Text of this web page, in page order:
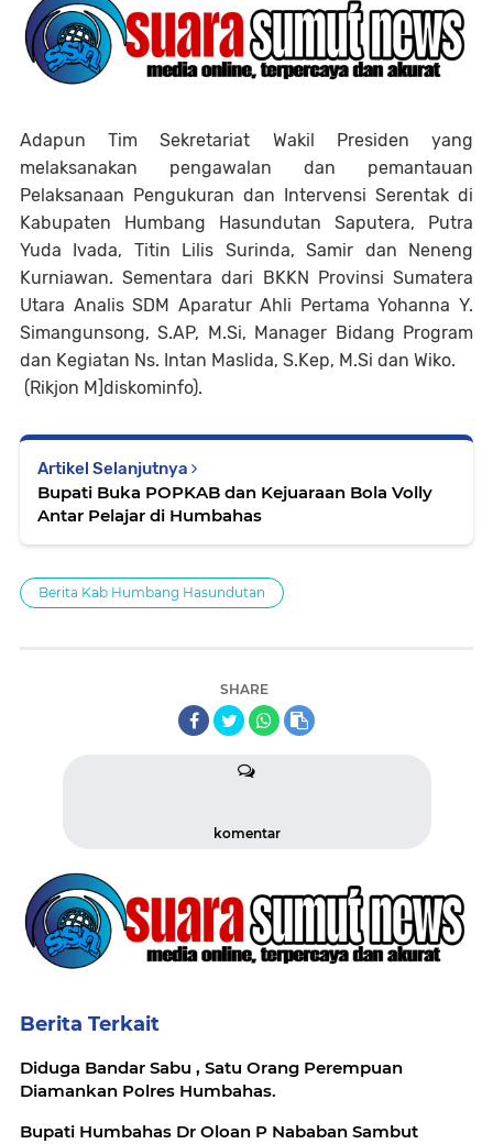
Adapun Tim Sekretariat Wakil Presiden yang
melaksanakan pengawalan dan pemantauan
Pelaksanaan Pengukuran dan Intervensi Serentak di
Kabupaten Humbang Hasundutan Saputera, Putra
Yuda Ivada, Titin Lilis Surinda, Samir dan Neneng
Kurniawan. Sementara dari BKKN Provinsi Sumatera
Utara Analis SDM Aparatur Ahli Pertama Yohanna Y.
Simangunsong, S.AP, M.Si, Manager Bidang Program
dan Kegiatan Ns. Intan Maslida, S.Kep, M.Si dan Wiko.
(Rikjon M]diskominfo).
Artikel Selanjutnya
Bupati Buka POPKAB dan Kejuaraan Bola Volly
Antar Pelajar di Humbahas
Berita Kab Humbang Hasundutan
SHARE
komentar
Berita Terkait
Diduga Bandar Sabu , Satu Orang Perempuan
Diamankan Polres Humbahas.
Bupati Humbahas Dr Oloan P Nababan Sambut